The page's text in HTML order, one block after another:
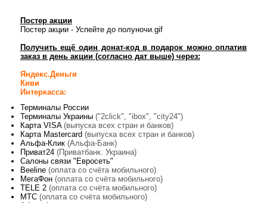
Постер акции
Постер акции - Успейте до полуночи.gif
Получить ещё один донат-код в подарок можно оплатив
заказ в день акции (согласно дат выше) через:
Яндекс.Деньги
Киви
Интеркасса:
Терминалы России
Терминалы Украины ("2click", "ibox", "city24")
Карта VISA (выпуска всех стран и банков)
Карта Mastercard (выпуска всех стран и банков)
Альфа-Клик (Альфа-Банк)
Приват24 (Приватбанк. Украина)
Салоны связи "Евросеть"
Beeline (оплата со счёта мобильного)
МегаФон (оплата со счёта мобильного)
TELE 2 (оплата со счёта мобильного)
МТС (оплата со счёта мобильного)